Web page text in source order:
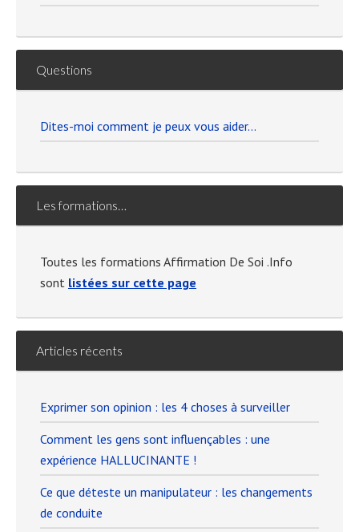
Questions
Dites-moi comment je peux vous aider…
Les formations…
Toutes les formations Affirmation De Soi .Info
sont listées sur cette page
Articles récents
Exprimer son opinion : les 4 choses à surveiller
Comment les gens sont influençables : une
expérience HALLUCINANTE !
Ce que déteste un manipulateur : les changements
de conduite